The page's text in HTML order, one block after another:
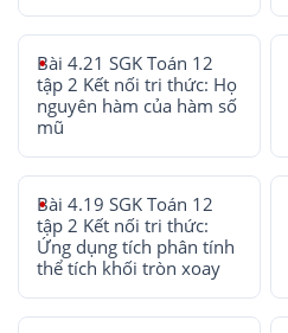
Bài 4.21 SGK Toán 12
tập 2 Kết nối tri thức: Họ
nguyên hàm của hàm số
mũ
Bài 4.19 SGK Toán 12
tập 2 Kết nối tri thức:
Ứng dụng tích phân tính
thể tích khối tròn xoay